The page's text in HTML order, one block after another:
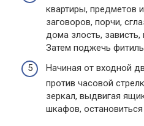
квартиры, предметов
заговоров, порчи,
дома злость, зависть,
Затем поджечь фитиль
Начиная от входной
против часовой
зеркал, выдвигая
шкафов, остановиться